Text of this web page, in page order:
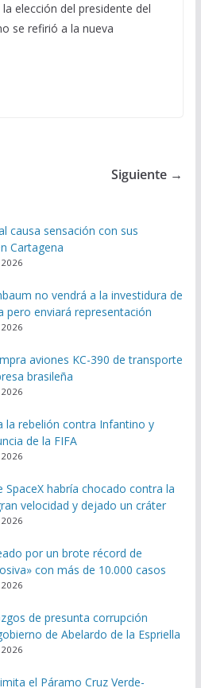
elección del presidente del
se refirió a la nueva
Siguiente →
causa sensación con sus
Cartagena
no vendrá a la investidura de
pero enviará representación
aviones KC-390 de transporte
brasileña
la rebelión contra Infantino y
de la FIFA
SpaceX habría chocado contra la
velocidad y dejado un cráter
por un brote récord de
con más de 10.000 casos
de presunta corrupción
de Abelardo de la Espriella
el Páramo Cruz Verde-